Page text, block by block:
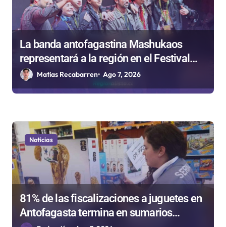
La banda antofagastina Mashukaos
representará a la región en el Festival
Rockódromo de Valparaíso
Matias Recabarren Ago 7, 2026
Noticias
81% de las fiscalizaciones a juguetes en
Antofagasta termina en sumarios